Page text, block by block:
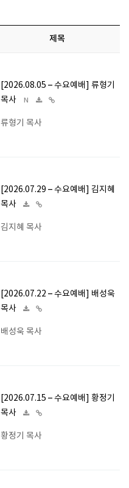
제목
[2026.08.05 – 수요예배] 류형기
목사
N
류형기 목사
[2026.07.29 – 수요예배] 김지혜
목사
김지혜 목사
[2026.07.22 – 수요예배] 배성욱
목사
배성욱 목사
[2026.07.15 – 수요예배] 황정기
목사
황정기 목사